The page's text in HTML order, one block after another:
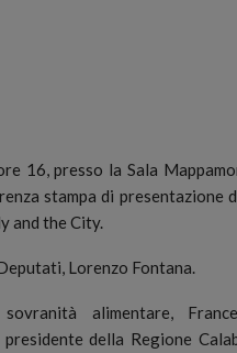
16, presso la Sala
stampa di presentazione
and the City.
Lorenzo Fontana.
alimentare,
della Regione